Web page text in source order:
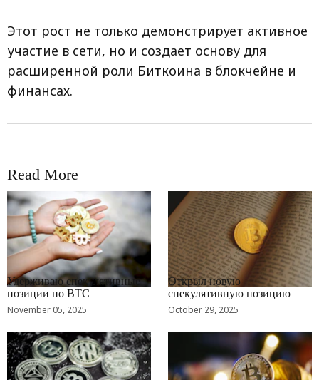
Этот рост не только демонстрирует активное
участие в сети, но и создает основу для
расширенной роли Биткоина в блокчейне и
финансах.
Read More
RRCNEWS_RU
Удерживаю спекулятивные
позиции по BTC
November 05, 2025
RRCNEWS_RU
Открыл новую
спекулятивную позицию
October 29, 2025